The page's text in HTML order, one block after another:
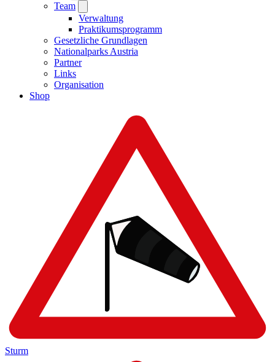
Team
Verwaltung
Praktikumsprogramm
Gesetzliche Grundlagen
Nationalparks Austria
Partner
Links
Organisation
Shop
Sturm